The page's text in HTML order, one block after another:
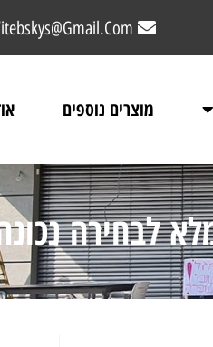
מוצרים נוספים
לבחירה